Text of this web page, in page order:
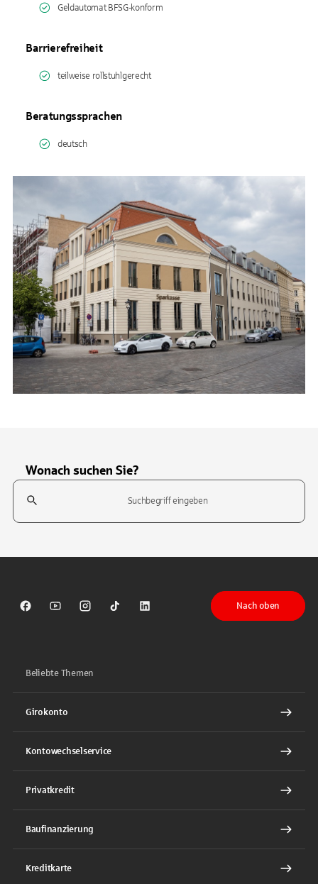
Geldautomat BFSG-konform
Barrierefreiheit
teilweise rollstuhlgerecht
Beratungssprachen
deutsch
Wonach suchen Sie?
Suchfeld
Sparkasse auf Facebook
Sparkasse auf Youtube
Sparkasse auf Instagram
Sparkasse auf TikTok
Sparkasse auf LinkedIn
Nach oben
Beliebte Themen
Girokonto
Kontowechselservice
Privatkredit
Baufinanzierung
Kreditkarte